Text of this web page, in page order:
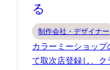
る
制作会社・デザイナー
カラーミーショップ
て取次店登録し、ク